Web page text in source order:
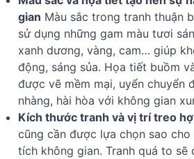
gian Màu sắc trong tranh thuận
sử dụng những gam màu tươi
xanh dương, vàng, cam… giúp
động, sáng sủa. Họa tiết buồm
được vẽ mềm mại, uyển chuyển
nhàng, hài hòa với không gian
Kích thước tranh và vị trí treo
cũng cần được lựa chọn sao
tích không gian. Tranh quá to sẽ